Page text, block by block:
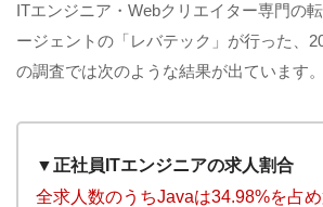
ITエンジニア・Webクリエイター専門の
ージェントの「レバテック」が行った、
の調査では次のような結果が出ています。
▼正社員ITエンジニアの求人割合
全求人数のうちJavaは34.98%を占め